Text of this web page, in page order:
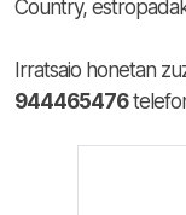
Country,
Irratsaio honetan
944465476